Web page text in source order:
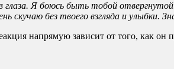
глаза. Я боюсь быть тобой
скучаю без твоего взгляда и улыбки.
напрямую зависит от того, как он